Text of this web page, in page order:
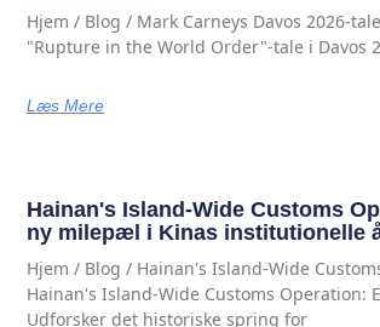
Hjem / Blog / Mark Carneys Davos 2026-
"Rupture in the World Order"-tale i Davos
Læs Mere
Hainan's Island-Wide Customs
ny milepæl i Kinas institutionelle
Hjem / Blog / Hainan's Island-Wide
Hainan's Island-Wide Customs Operation:
Udforsker det historiske spring for